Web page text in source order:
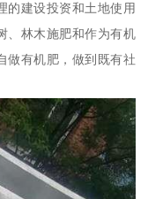
的建设投资和土地使用
、林木施肥和作为有机
做有机肥，做到既有社